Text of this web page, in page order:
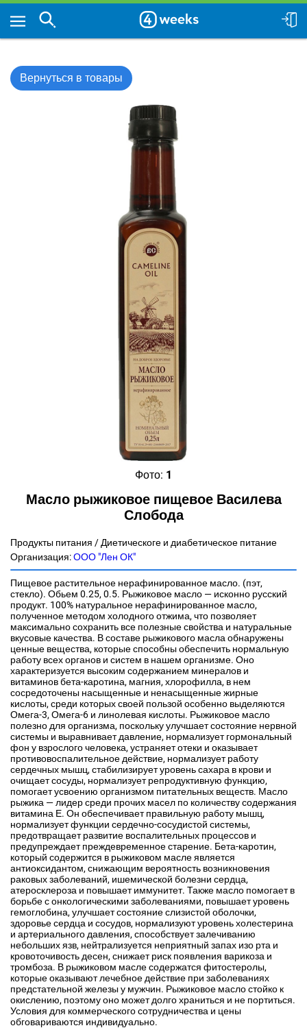
Вернуться в товары
Фото: 1
Масло рыжиковое пищевое Василева
Слобода
Продукты питания / Диетическоге и диабетическое питание
Организация:ООО "Лен ОК"
Пищевое растительное нерафинированное масло. (пэт,
стекло). Обьем 0.25, 0.5. Рыжиковое масло — исконно русский
продукт. 100% натуральное нерафинированное масло,
полученное методом холодного отжима, что позволяет
максимально сохранить все полезные свойства и натуральные
вкусовые качества. В составе рыжикового масла обнаружены
ценные вещества, которые способны обеспечить нормальную
работу всех органов и систем в нашем организме. Оно
характеризуется высоким содержанием минералов и
витаминов бета-каротина, магния, хлорофилла, в нем
сосредоточены насыщенные и ненасыщенные жирные
кислоты, среди которых своей пользой особенно выделяются
Омега-3, Омега-6 и линолевая кислоты. Рыжиковое масло
полезно для организма, поскольку улучшает состояние нервной
системы и выравнивает давление, нормализует гормональный
фон у взрослого человека, устраняет отеки и оказывает
противовоспалительное действие, нормализует работу
сердечных мышц, стабилизирует уровень сахара в крови и
очищает сосуды, нормализует репродуктивную функцию,
помогает усвоению организмом питательных веществ. Масло
рыжика — лидер среди прочих масел по количеству содержания
витамина Е. Он обеспечивает правильную работу мышц,
нормализует функции сердечно-сосудистой системы,
предотвращает развитие воспалительных процессов и
предупреждает преждевременное старение. Бета-каротин,
который содержится в рыжиковом масле является
антиоксидантом, снижающим вероятность возникновения
раковых заболеваний, ишемической болезни сердца,
атеросклероза и повышает иммунитет. Также масло помогает в
борьбе с онкологическими заболеваниями, повышает уровень
гемоглобина, улучшает состояние слизистой оболочки,
здоровье сердца и сосудов, нормализуют уровень холестерина
и артериального давления, способствует залечиванию
небольших язв, нейтрализуется неприятный запах изо рта и
кровоточивость десен, снижает риск появления варикоза и
тромбоза. В рыжиковом масле содержатся фитостеролы,
которые оказывают лечебное действие при заболеваниях
предстательной железы у мужчин. Рыжиковое масло стойко к
окислению, поэтому оно может долго храниться и не портиться.
Условия для коммерческого сотрудничества и цены
обговариваются индивидуально.